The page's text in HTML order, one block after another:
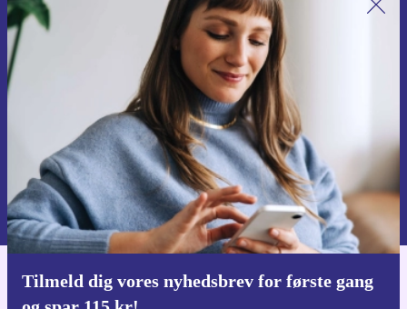
Tilmeld dig vores nyhedsbrev for første gang
Tilmeld dig vores nyhedsbrev for
første gang og spar 115 kr!
Gå aldrig glip af et tilbud igen.
Anmod om kupon
Du kan finde information omkring vores brug af personlig data i vores
Privatlivspolitik
Download refurbed appen